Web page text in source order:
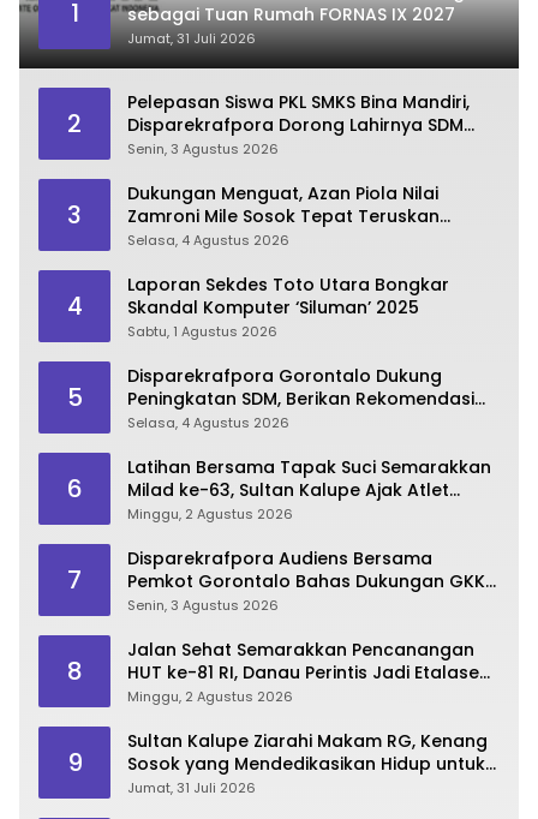
1
sebagai Tuan Rumah FORNAS IX 2027
Jumat, 31 Juli 2026
2
Pelepasan Siswa PKL SMKS Bina Mandiri,
Disparekrafpora Dorong Lahirnya SDM
Pariwisata Unggul
Senin, 3 Agustus 2026
3
Dukungan Menguat, Azan Piola Nilai
Zamroni Mile Sosok Tepat Teruskan
Pembangunan Bone Bolango
Selasa, 4 Agustus 2026
4
Laporan Sekdes Toto Utara Bongkar
Skandal Komputer ‘Siluman’ 2025
Sabtu, 1 Agustus 2026
5
Disparekrafpora Gorontalo Dukung
Peningkatan SDM, Berikan Rekomendasi
Studi S3 bagi Pegawai
Selasa, 4 Agustus 2026
6
Latihan Bersama Tapak Suci Semarakkan
Milad ke-63, Sultan Kalupe Ajak Atlet
Lestarikan Budaya Bela Diri
Minggu, 2 Agustus 2026
7
Disparekrafpora Audiens Bersama
Pemkot Gorontalo Bahas Dukungan GKK
2026
Senin, 3 Agustus 2026
8
Jalan Sehat Semarakkan Pencanangan
HUT ke-81 RI, Danau Perintis Jadi Etalase
Wisata Gorontalo
Minggu, 2 Agustus 2026
9
Sultan Kalupe Ziarahi Makam RG, Kenang
Sosok yang Mendedikasikan Hidup untuk
Gorontalo
Jumat, 31 Juli 2026